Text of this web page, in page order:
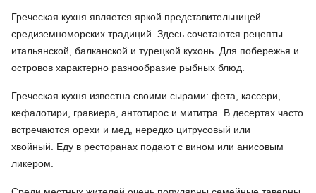
Греческая кухня является яркой представительницей
средиземноморских традиций. Здесь сочетаются рецепты
итальянской, балканской и турецкой кухонь. Для побережья и
островов характерно разнообразие рыбных блюд.
Греческая кухня известна своими сырами: фета, кассери,
кефалотири, гравиера, антотирос и мититра. В десертах часто
встречаются орехи и мед, нередко цитрусовый или
хвойный. Еду в ресторанах подают с вином или анисовым
ликером.